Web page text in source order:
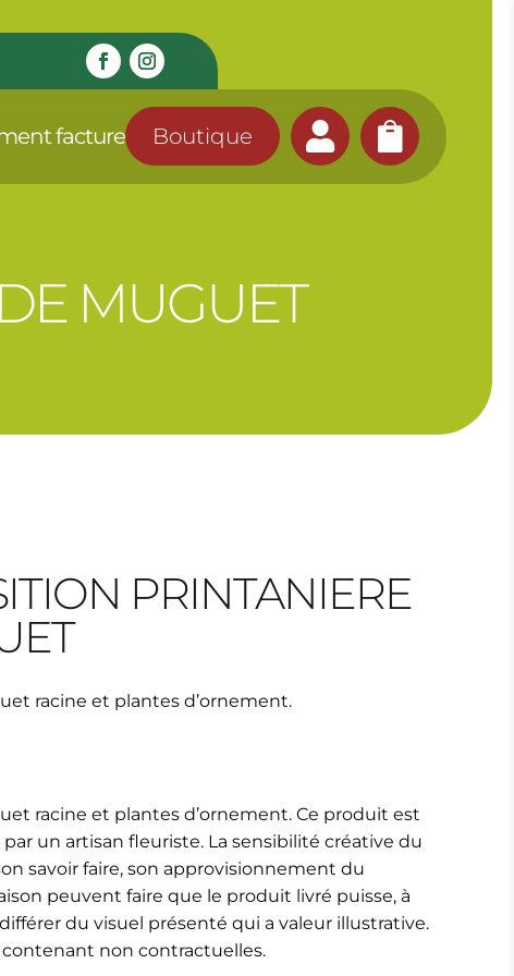
facture Boutique  
MUGUET
PRINTANIERE
racine et plantes d’ornement.
racine et plantes d’ornement. Ce produit est
un artisan fleuriste. La sensibilité créative du
savoir faire, son approvisionnement du
peuvent faire que le produit livré puisse, à
du visuel présenté qui a valeur illustrative.
non contractuelles.